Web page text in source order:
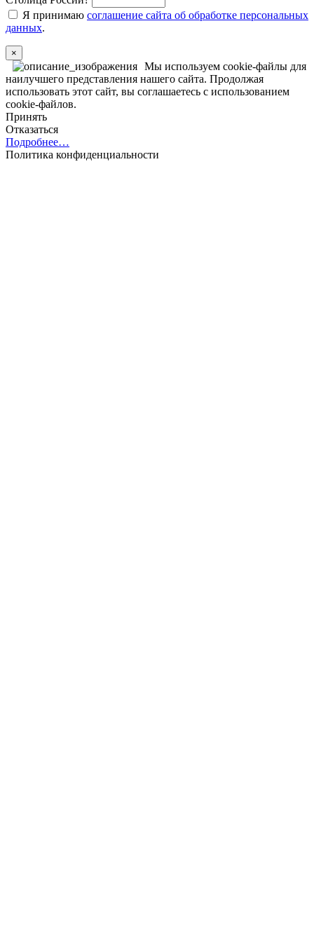
Я принимаю соглашение сайта об обработке персональных
данных.
×
Мы используем cookie-файлы для
наилучшего представления нашего сайта. Продолжая
использовать этот сайт, вы соглашаетесь с использованием
cookie-файлов.
Принять
Отказаться
Подробнее…
Политика конфиденциальности